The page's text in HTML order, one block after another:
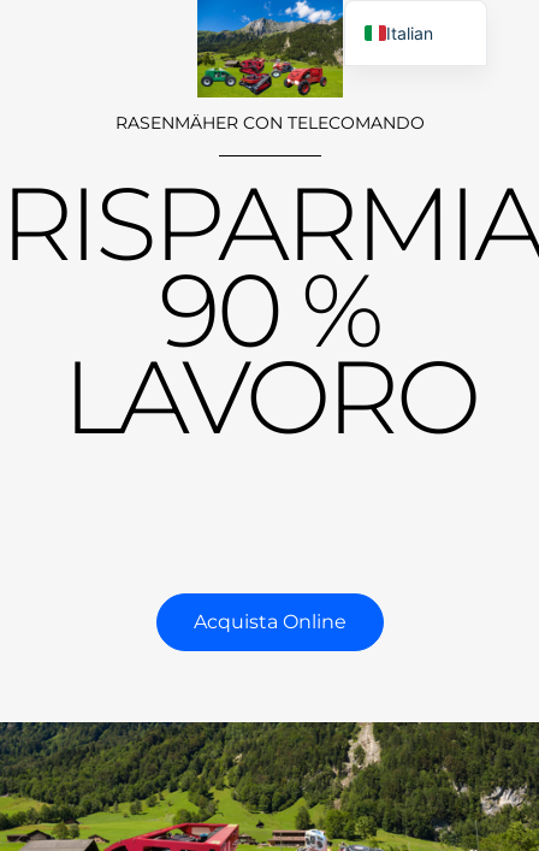
RASENMÄHER CON TELECOMANDO
90 %
LAVORO
Acquista Online
Italian
German
Japanese
Spanish